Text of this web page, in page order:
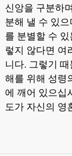
신앙을 구분하며
분해 낼 수 있으
를 분별할 수
렇지 않다면 여
니다. 그렇기
해를 위해 성령
에 깨어 있으십
도가 자신의 영